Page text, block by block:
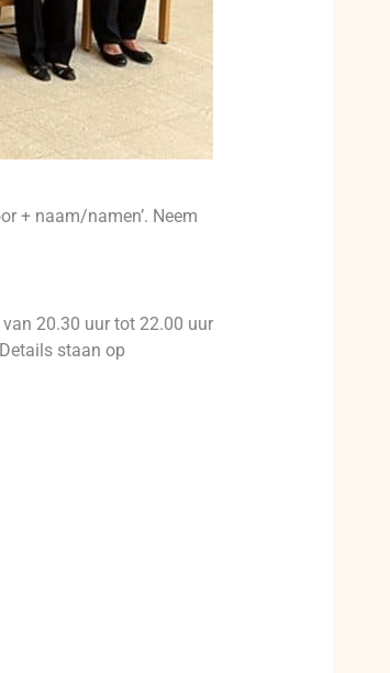
+ naam/namen’. Neem
20.30 uur tot 22.00 uur
staan op